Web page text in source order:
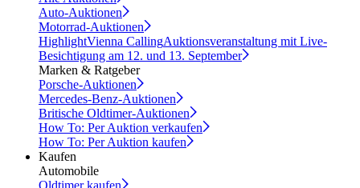
Auto-Auktionen
Motorrad-Auktionen
HighlightVienna CallingAuktionsveranstaltung mit Live-
Besichtigung am 12. und 13. September
Marken & Ratgeber
Porsche-Auktionen
Mercedes-Benz-Auktionen
Britische Oldtimer-Auktionen
How To: Per Auktion verkaufen
How To: Per Auktion kaufen
Kaufen
Automobile
Oldtimer kaufen